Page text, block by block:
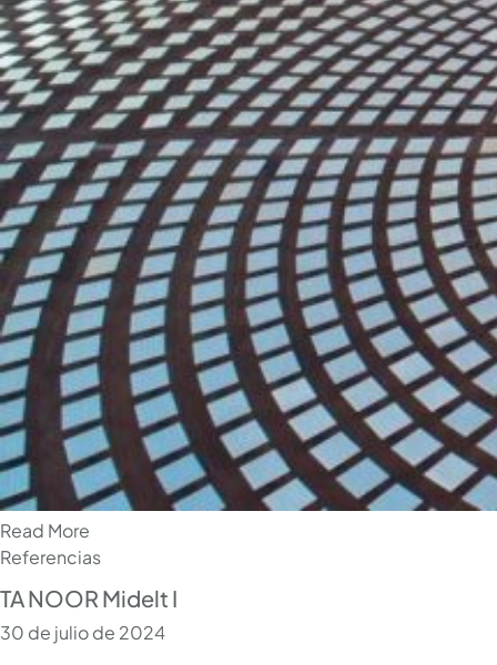
Read More
Referencias
TA NOOR Midelt I
30 de julio de 2024